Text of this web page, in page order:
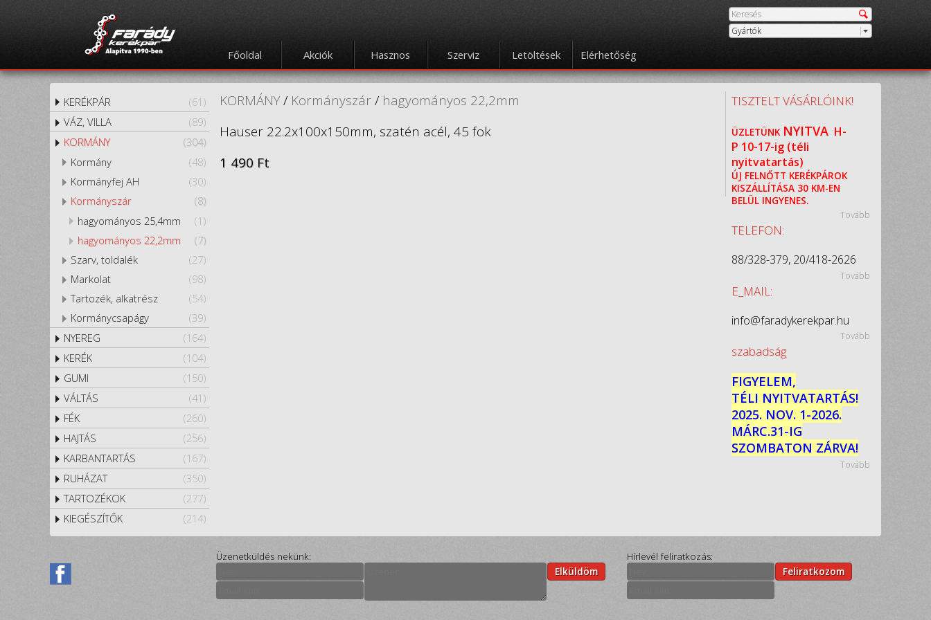
Gyártók
Főoldal Akciók Hasznos Szerviz Letöltések Elérhetőség
(61)
KERÉKPÁR
(89)
VÁZ, VILLA
(304)
KORMÁNY
(48)
Kormány
(30)
Kormányfej AH
(8)
Kormányszár
(1)
hagyományos 25,4mm
(7)
hagyományos 22,2mm
(27)
Szarv, toldalék
(98)
Markolat
(54)
Tartozék, alkatrész
(39)
Kormánycsapágy
(164)
NYEREG
(104)
KERÉK
(150)
GUMI
(41)
VÁLTÁS
(260)
FÉK
(256)
HAJTÁS
(167)
KARBANTARTÁS
(350)
RUHÁZAT
(277)
TARTOZÉKOK
(214)
KIEGÉSZÍTŐK
KORMÁNY/ Kormányszár/ hagyományos 22,2mm
Hauser 22.2x100x150mm, szatén acél, 45 fok
1 490 Ft
TISZTELT VÁSÁRLÓINK!
ÜZLETÜNK NYITVA H-
P 10-17-ig (téli
nyitvatartás)
ÚJ FELNŐTT KERÉKPÁROK
KISZÁLLÍTÁSA 30 KM-EN
BELÜL INGYENES.
Tovább
TELEFON:
88/328-379, 20/418-2626
Tovább
E_MAIL:
info@faradykerekpar.hu
Tovább
szabadság
FIGYELEM,
TÉLI NYITVATARTÁS!
2025. NOV. 1-2026.
MÁRC.31-IG
SZOMBATON ZÁRVA!
Tovább
Üzenetküldés nekünk:
Elküldöm
Hírlevél feliratkozás:
Feliratkozom